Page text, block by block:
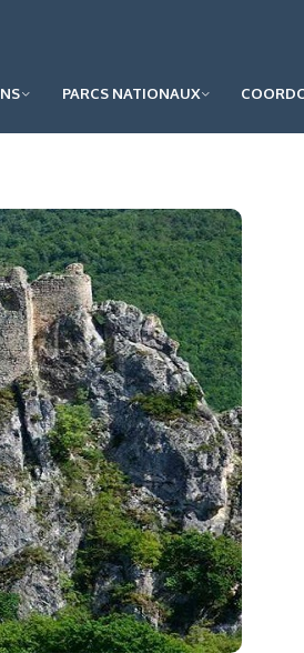
PARCS NATIONAUX